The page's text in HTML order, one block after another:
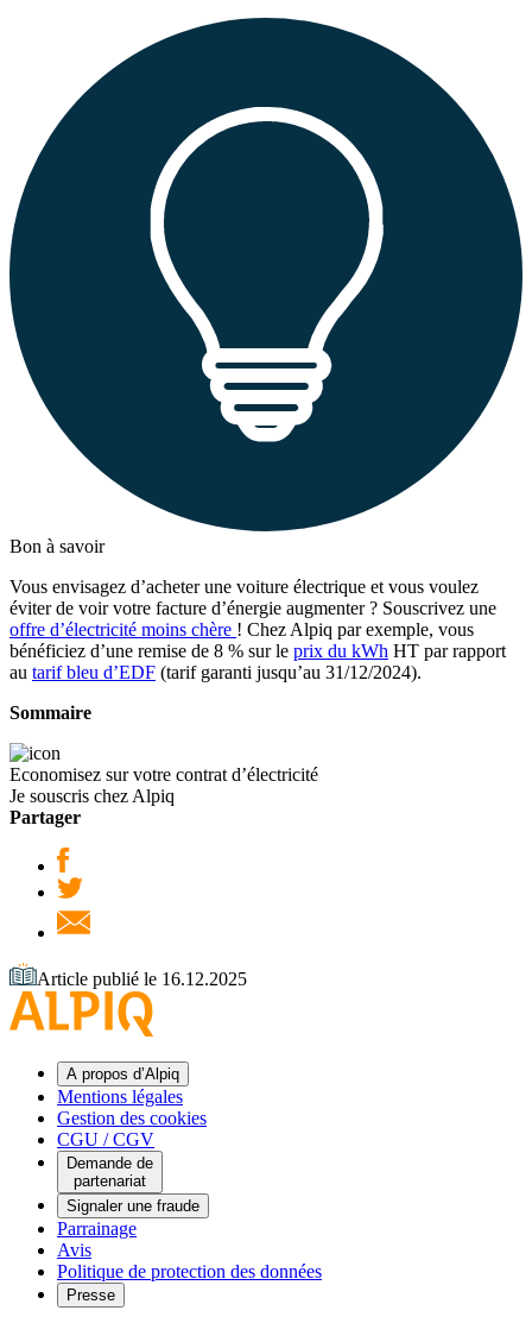
Bon à savoir
Vous envisagez d’acheter une voiture électrique et vous voulez
éviter de voir votre facture d’énergie augmenter ? Souscrivez une
offre d’électricité moins chère ! Chez Alpiq par exemple, vous
bénéficiez d’une remise de 8 % sur le prix du kWh HT par rapport
au tarif bleu d’EDF (tarif garanti jusqu’au 31/12/2024).
Sommaire
Economisez sur votre contrat d’électricité
Je souscris chez Alpiq
Partager
Article publié le 16.12.2025
A propos d’Alpiq
Mentions légales
Gestion des cookies
CGU / CGV
Demande de
partenariat
Signaler une fraude
Parrainage
Avis
Politique de protection des données
Presse